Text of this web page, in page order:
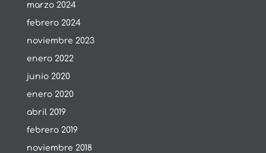
marzo 2024
febrero 2024
noviembre 2023
enero 2022
junio 2020
enero 2020
abril 2019
febrero 2019
noviembre 2018